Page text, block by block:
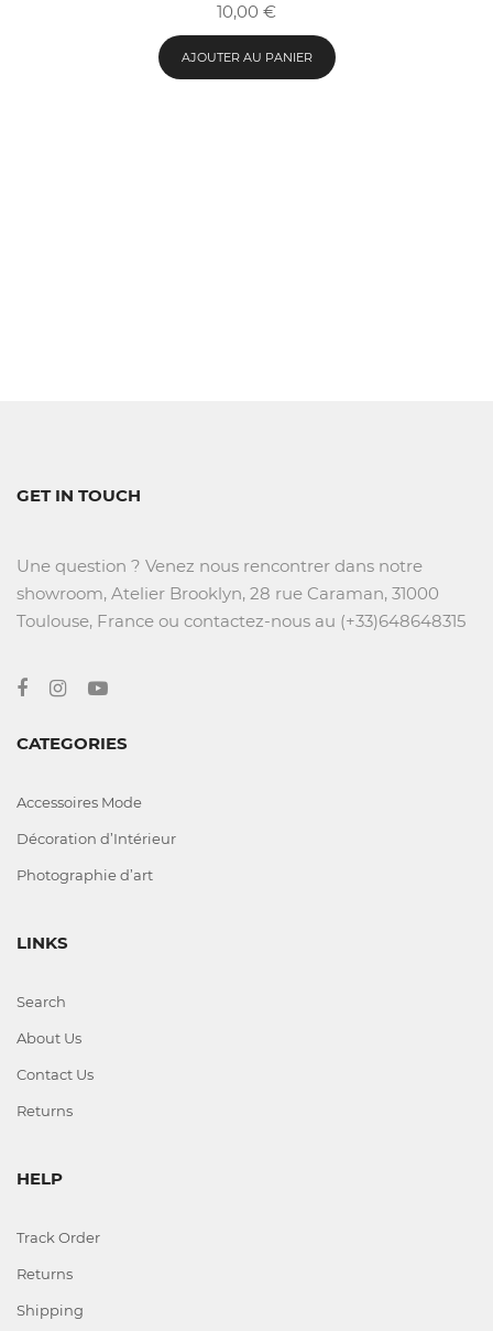
10,00 €
AJOUTER AU PANIER
GET IN TOUCH
Une question ? Venez nous rencontrer dans notre
showroom, Atelier Brooklyn, 28 rue Caraman, 31000
Toulouse, France ou contactez-nous au (+33)648648315
CATEGORIES
Accessoires Mode
Décoration d’Intérieur
Photographie d’art
LINKS
Search
About Us
Contact Us
Returns
HELP
Track Order
Returns
Shipping